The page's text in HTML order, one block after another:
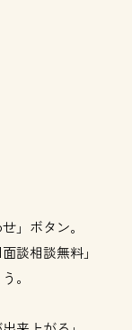
」ボタン。
談相談無料」
。